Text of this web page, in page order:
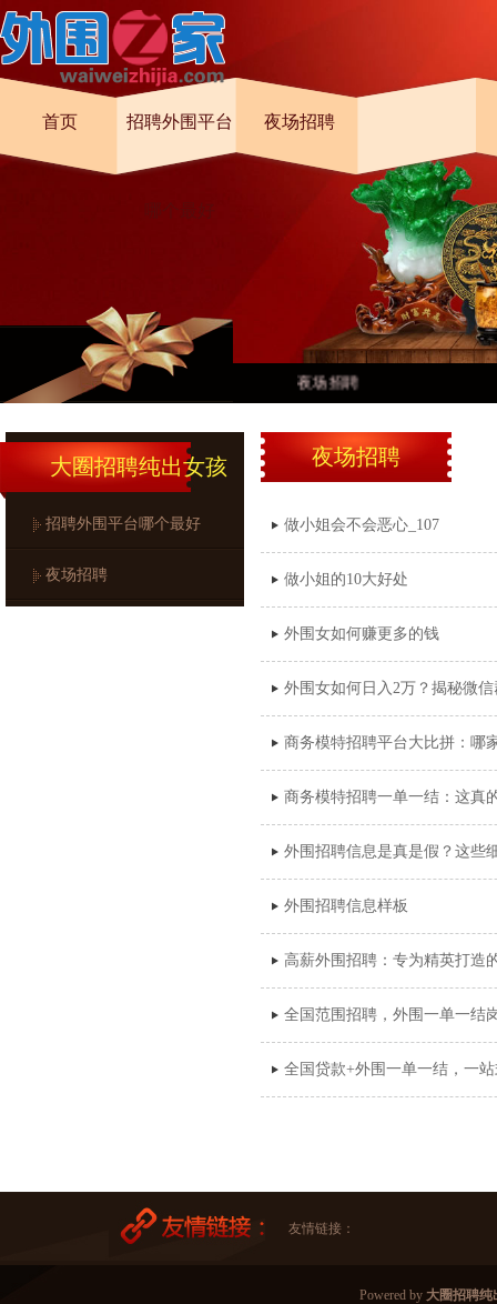
首页 招聘外围平台
哪个最好
夜场招聘
夜场招聘
大圈招聘纯出女孩
招聘外围平台哪个最好
夜场招聘
夜场招聘
做小姐会不会恶心_107
做小姐的10大好处
外围女如何赚更多的钱
外围女如何日入2万？揭秘微
商务模特招聘平台大比拼：哪
商务模特招聘一单一结：这真
外围招聘信息是真是假？这些
外围招聘信息样板
高薪外围招聘：专为精英打造
全国范围招聘，外围一单一结
全国贷款+外围一单一结，一
友情链接：
Powered by 大圈招聘纯